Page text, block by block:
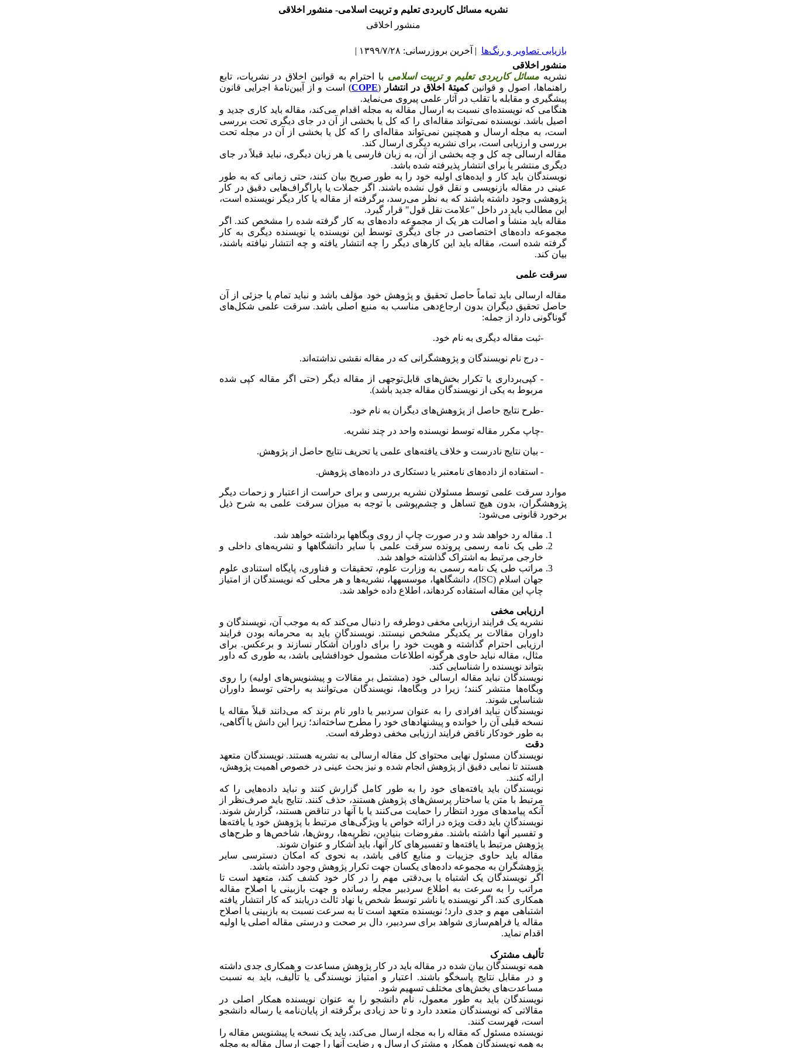
نشریه مسائل کاربردی تعلیم و تربیت اسلامی- منشور اخلاقی
منشور اخلاقی
بازیابی تصاویر و رنگ‌ها | آخرین بروزرسانی: ۱۳۹۹/۷/۲۸ |
منشور اخلاقی
نشریه مسائل کاربردی تعلیم و تربیت اسلامی با احترام به قوانین اخلاق در نشریات، تابع
راهنماها، اصول و قوانینکمیتۀ اخلاق در انتشار (
COPE) است و از آیین‌نامۀ اجرایی قانون
پیشگیری و مقابله با تقلب در آثار علمی پیروی می‌نماید.
هنگامی­ که نویسنده‌ای نسبت به ارسال مقاله به مجله اقدام می‌کند، مقاله باید کاری جدید و
اصیل باشد. نویسنده نمی‌تواند مقاله‌ای را که کل یا بخشی از آن در جای دیگری تحت بررسی
است، به مجله ارسال و همچنین نمی‌تواند مقاله‌ای را که کل یا بخشی از آن در مجله تحت
بررسی و ارزیابی است، برای نشریه دیگری ارسال کند.
مقاله ارسالی چه کل و چه بخشی از آن، به زبان فارسی یا هر زبان دیگری، نباید قبلاً در جای
دیگری منتشر یا برای انتشار پذیرفته شده باشد.
نویسندگان باید کار و ایده‌های اولیه خود را به­ طور صریح بیان کنند، حتی زمانی­ که به­ طور
عینی در مقاله بازنویسی و نقل قول نشده باشند. اگر جملات یا پاراگراف‌هایی دقیق در کار
پژوهشی وجود داشته باشند که به­ نظر می‌رسد، برگرفته از مقاله یا کار دیگر نویسنده است،
این مطالب باید در داخل "علامت نقل قول" قرار گیرد.
مقاله باید منشأ و اصالت هر یک از مجموعه داده‌های به­ کار گرفته شده را مشخص کند. اگر
مجموعه داده‌های اختصاصی در جای دیگری توسط این نویسنده یا نویسنده دیگری به ­کار
گرفته شده است، مقاله باید این کارهای دیگر را چه انتشار یافته و چه انتشار نیافته باشند،
بیان کند.
سرقت علمی
مقاله ارسالی باید تماماً حاصل تحقیق و پژوهش خود مؤلف باشد و نباید تمام یا جزئی از آن
حاصل تحقیق دیگران بدون ارجاع‌دهی مناسب به منبع اصلی باشد. سرقت علمی شکل­‌های
گوناگونی دارد از جمله:
-ثبت مقاله دیگری به نام خود.
- درج نام نویسندگان و پژوهشگرانی که در مقاله نقشی نداشته‌اند.
- کپی‌برداری یا تکرار بخش‌های قابل‌­توجهی از مقاله دیگر (حتی اگر مقاله کپی شده
مربوط به یکی از نویسندگان مقاله جدید باشد).
-طرح نتایج حاصل از پژوهش‌­های دیگران به نام خود.
-چاپ مکرر مقاله توسط نویسنده واحد در چند نشریه.
- بیان نتایج نادرست و خلاف یافته‎‌های علمی یا تحریف نتایج حاصل از پژوهش.
- استفاده از داده‌‎های نامعتبر یا دستکاری در داده‎‌های پژوهش.
موارد سرقت علمی توسط مسئولان نشریه بررسی و برای حراست از اعتبار و زحمات دیگر
پژوهشگران، بدون هیچ تساهل و چشم‌‎پوشی با توجه به میزان سرقت علمی به شرح ذیل
برخورد قانونی می‌شود:
مقاله رد خواهد شد و در صورت چاپ از روی وبگاه‎ها برداشته خواهد شد.
طی یک نامه رسمی پرونده سرقت علمی با سایر دانشگاه‎ها و نشریه‎‌های داخلی و
خارجی مرتبط به اشتراک گذاشته خواهد شد.
مراتب طی یک نامه رسمی به وزارت علوم، تحقیقات و فناوری، پایگاه استنادی علوم
جهان اسلام (ISC)، دانشگاه‎ها، موسسه‎ها، نشریه‌‎ها و هر محلی که نویسندگان از امتیاز
چاپ این مقاله استفاده کرده‎اند، اطلاع داده خواهد شد.
ارزیابی مخفی
نشریه یک فرایند ارزیابی مخفی دوطرفه را دنبال می‌کند که به موجب آن، نویسندگان و
داوران مقالات بر یکدیگر مشخص نیستند. نویسندگان باید به محرمانه بودن فرایند
ارزیابی احترام گذاشته و هویت خود را برای داوران آشکار نسازند و برعکس. برای
مثال، مقاله نباید حاوی هرگونه اطلاعات مشمول خودافشایی باشد، به­ طوری­ که داور
بتواند نویسنده را شناسایی کند.
نویسندگان نباید مقاله ارسالی خود (مشتمل بر مقالات و پیش­نویس‌های اولیه) را روی
وب­گاه‌ها منتشر کنند؛ زیرا در وبگاه‌ها، نویسندگان می‌توانند به راحتی توسط داوران
شناسایی شوند.
نویسندگان نباید افرادی را به ­عنوان سردبیر یا داور نام برند که می‌دانند قبلاً مقاله یا
نسخه قبلی آن را خوانده و پیشنهادهای خود را مطرح ساخته‌اند؛ زیرا این دانش یا آگاهی،
به­ طور خودکار ناقض فرایند ارزیابی مخفی دوطرفه است.
دقت
نویسندگان مسئول نهایی محتوای کل مقاله ارسالی به نشریه هستند. نویسندگان متعهد
هستند تا نمایی دقیق از پژوهش انجام شده و نیز بحث عینی در خصوص اهمیت پژوهش،
ارائه کنند.
نویسندگان باید یافته‌های خود را به­ طور کامل گزارش کنند و نباید داده‌هایی را که
مرتبط با متن یا ساختار پرسش‌های پژوهش هستند، حذف کنند. نتایج باید صرف­‌نظر از
آنکه پیامدهای مورد انتظار را حمایت می‌کنند یا با آنها در تناقض هستند، گزارش شوند.
نویسندگان باید دقت ویژه در ارائه خواص یا ویژگی‌های مرتبط با پژوهش خود یا یافته‌ها
و تفسیر آنها داشته باشند. مفروضات بنیادین، نظریه‌ها، روش‌ها، شاخص‌ها و طرح‌های
پژوهش مرتبط با یافته‌ها و تفسیرهای کار آنها، باید آشکار و عنوان شوند.
مقاله باید حاوی جزییات و منابع کافی باشد، به نحوی که امکان دسترسی سایر
پژوهشگران به مجموعه داده‌های یکسان جهت تکرار پژوهش وجود داشته باشد.
اگر نویسندگان یک اشتباه یا بی‌­دقتی مهم را در کار خود کشف کند، متعهد است تا
مراتب را به­ سرعت به اطلاع سردبیر مجله رسانده و جهت بازبینی یا اصلاح مقاله
همکاری کند. اگر نویسنده یا ناشر توسط شخص یا نهاد ثالث دریابند که کار انتشار یافته
اشتباهی مهم و جدی دارد؛ نویسنده متعهد است تا به­ سرعت نسبت به بازبینی یا اصلاح
مقاله یا فراهم‌­سازی شواهد برای سردبیر، دال بر صحت و درستی مقاله اصلی یا اولیه
اقدام نماید.
تألیف مشترک
همه نویسندگان بیان شده در مقاله باید در کار پژوهش مساعدت و همکاری جدی داشته
و در مقابل نتایج پاسخگو باشند. اعتبار و امتیاز نویسندگی یا تألیف، باید به نسبت
مساعدت‌های بخش‌های مختلف تسهیم شود.
نویسندگان باید به ­طور معمول، نام دانشجو را به­ عنوان نویسنده همکار اصلی در
مقالاتی که نویسندگان متعدد دارد و تا حد زیادی برگرفته از پایان­‌نامه یا رساله دانشجو
است، فهرست کنند.
نویسنده مسئول که مقاله را به مجله ارسال می‌کند، باید یک نسخه یا پیش­نویس مقاله را
به همه نویسندگان همکار و مشترک ارسال و رضایت آنها را جهت ارسال مقاله به مجله